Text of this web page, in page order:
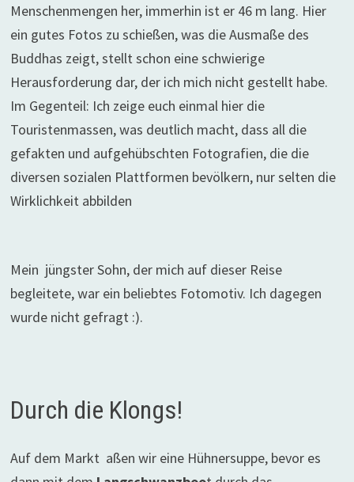
Menschenmengen her, immerhin ist er 46 m lang. Hier
ein gutes Fotos zu schießen, was die Ausmaße des
Buddhas zeigt, stellt schon eine schwierige
Herausforderung dar, der ich mich nicht gestellt habe.
Im Gegenteil: Ich zeige euch einmal hier die
Touristenmassen, was deutlich macht, dass all die
gefakten und aufgehübschten Fotografien, die die
diversen sozialen Plattformen bevölkern, nur selten die
Wirklichkeit abbilden
Mein jüngster Sohn, der mich auf dieser Reise
begleitete, war ein beliebtes Fotomotiv. Ich dagegen
wurde nicht gefragt :).
Durch die Klongs!
Auf dem Markt aßen wir eine Hühnersuppe, bevor es